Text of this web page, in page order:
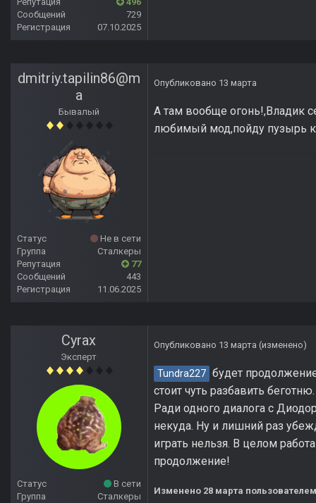
Сообщений
729
Регистрация
07.10.2025
dmitriy.tapilin86@m
a
Бывалый
Статус
Не в сети
Группа
Сталкеры
Репутация
77
Сообщений
443
Регистрация
11.06.2025
Опубликовано 13 марта
А там вообще огонь!,Владик
любимый мод,пойду пузырь
Cyrax
Эксперт
Статус
В сети
Группа
Сталкеры
Опубликовано 13 марта (изменено)
Tundra227 будет
стоит чуть разбавить
Ради одного диалога с
некуда. Ну и лишний раз
играть нельзя. В целом
продолжение!
Изменено 28 марта